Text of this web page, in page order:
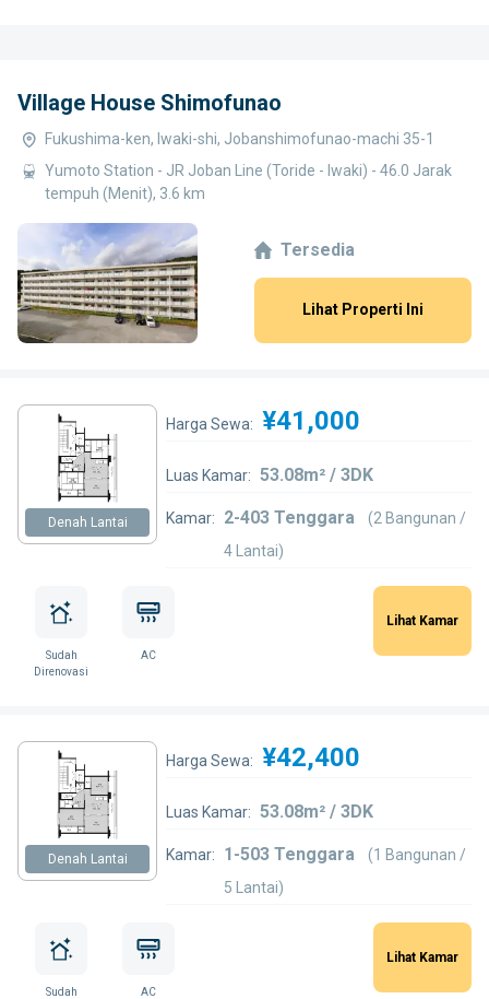
Village House Shimofunao
Fukushima-ken, Iwaki-shi, Jobanshimofunao-machi 35-1
Yumoto Station - JR Joban Line (Toride - Iwaki) - 46.0 Jarak
tempuh (Menit), 3.6 km
Tersedia
Lihat Properti Ini
Denah Lantai
Harga Sewa: ¥41,000
Luas Kamar: 53.08m² / 3DK
Kamar: 2-403 Tenggara
(2 Bangunan /
4 Lantai)
Sudah
Direnovasi
AC
Lihat Kamar
Denah Lantai
Harga Sewa: ¥42,400
Luas Kamar: 53.08m² / 3DK
Kamar: 1-503 Tenggara
(1 Bangunan /
5 Lantai)
Sudah
AC
Lihat Kamar